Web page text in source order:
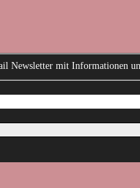
Newsletter mit Informationen